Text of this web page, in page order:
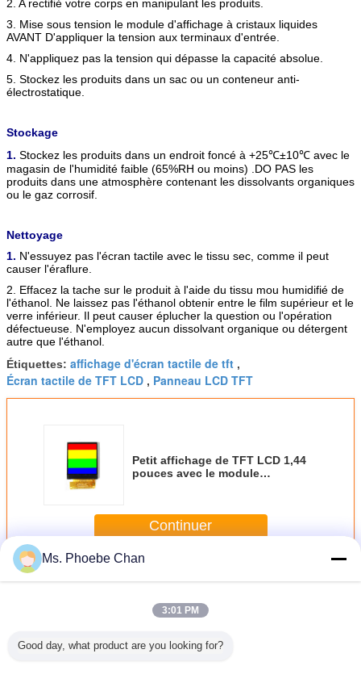
2. A rectifié votre corps en manipulant les produits.
3. Mise sous tension le module d'affichage à cristaux liquides
AVANT D'appliquer la tension aux terminaux d'entrée.
4. N'appliquez pas la tension qui dépasse la capacité absolue.
5. Stockez les produits dans un sac ou un conteneur anti-
électrostatique.
Stockage
1. Stockez les produits dans un endroit foncé à +25℃±10℃ avec le
magasin de l'humidité faible (65%RH ou moins) .DO PAS les
produits dans une atmosphère contenant les dissolvants organiques
ou le gaz corrosif.
Nettoyage
1. N'essuyez pas l'écran tactile avec le tissu sec, comme il peut
causer l'éraflure.
2. Effacez la tache sur le produit à l'aide du tissu mou humidifié de
l'éthanol. Ne laissez pas l'éthanol obtenir entre le film supérieur et le
verre inférieur. Il peut causer éplucher la question ou l'opération
défectueuse. N'employez aucun dissolvant organique ou détergent
autre que l'éthanol.
Étiquettes: affichage d'écran tactile de tft ,
Écran tactile de TFT LCD , Panneau LCD TFT
Petit affichage de TFT LCD 1,44
pouces avec le module
Home
Continuer
PlusAffichage à cristaux liquides TFT
Ms. Phoebe Chan
3:01 PM
Good day, what product are you looking for?